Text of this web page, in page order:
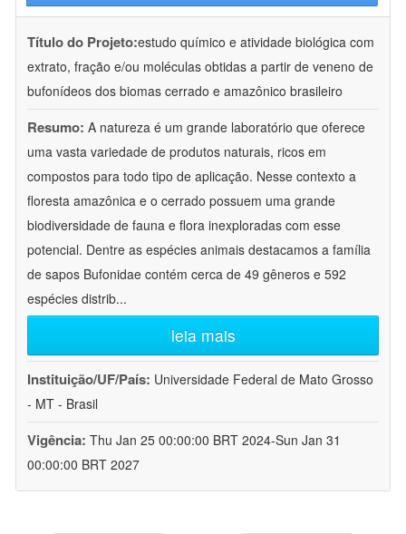
Título do Projeto:estudo químico e atividade biológica com
extrato, fração e/ou moléculas obtidas a partir de veneno de
bufonídeos dos biomas cerrado e amazônico brasileiro
Resumo: A natureza é um grande laboratório que oferece
uma vasta variedade de produtos naturais, ricos em
compostos para todo tipo de aplicação. Nesse contexto a
floresta amazônica e o cerrado possuem uma grande
biodiversidade de fauna e flora inexploradas com esse
potencial. Dentre as espécies animais destacamos a família
de sapos Bufonidae contém cerca de 49 gêneros e 592
espécies distrib...
leia mais
Instituição/UF/País: Universidade Federal de Mato Grosso
- MT - Brasil
Vigência: Thu Jan 25 00:00:00 BRT 2024-Sun Jan 31
00:00:00 BRT 2027